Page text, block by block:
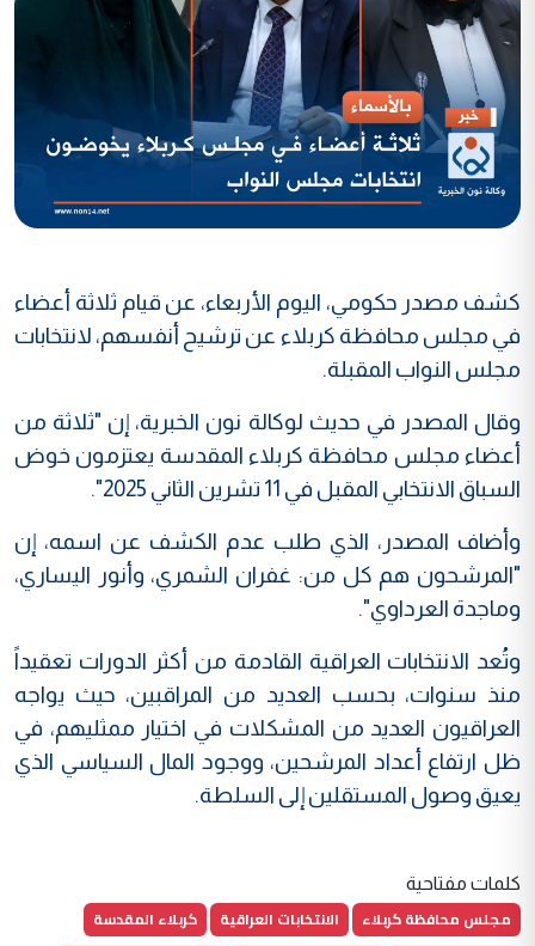
كشف مصدر حكومي، اليوم الأربعاء، عن قيام ثلاثة أعضاء
في مجلس محافظة كربلاء عن ترشيح أنفسهم، لانتخابات
مجلس النواب المقبلة.
وقال المصدر في حديث لوكالة نون الخبرية، إن "ثلاثة من
أعضاء مجلس محافظة كربلاء المقدسة يعتزمون خوض
السباق الانتخابي المقبل في 11 تشرين الثاني 2025".
وأضاف المصدر، الذي طلب عدم الكشف عن اسمه، إن
"المرشحون هم كل من: غفران الشمري، وأنور اليساري،
وماجدة العرداوي".
وتُعد الانتخابات العراقية القادمة من أكثر الدورات تعقيداً
منذ سنوات، بحسب العديد من المراقبين، حيث يواجه
العراقيون العديد من المشكلات في اختيار ممثليهم، في
ظل ارتفاع أعداد المرشحين، ووجود المال السياسي الذي
يعيق وصول المستقلين إلى السلطة.
كلمات مفتاحية
مجلس محافظة كربلاء الانتخابات العراقية
كربلاء المقدسة